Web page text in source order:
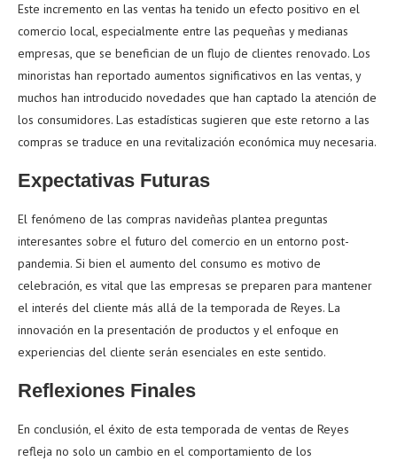
Este incremento en las ventas ha tenido un efecto positivo en el
comercio local, especialmente entre las pequeñas y medianas
empresas, que se benefician de un flujo de clientes renovado. Los
minoristas han reportado aumentos significativos en las ventas, y
muchos han introducido novedades que han captado la atención de
los consumidores. Las estadísticas sugieren que este retorno a las
compras se traduce en una revitalización económica muy necesaria.
Expectativas Futuras
El fenómeno de las compras navideñas plantea preguntas
interesantes sobre el futuro del comercio en un entorno post-
pandemia. Si bien el aumento del consumo es motivo de
celebración, es vital que las empresas se preparen para mantener
el interés del cliente más allá de la temporada de Reyes. La
innovación en la presentación de productos y el enfoque en
experiencias del cliente serán esenciales en este sentido.
Reflexiones Finales
En conclusión, el éxito de esta temporada de ventas de Reyes
refleja no solo un cambio en el comportamiento de los